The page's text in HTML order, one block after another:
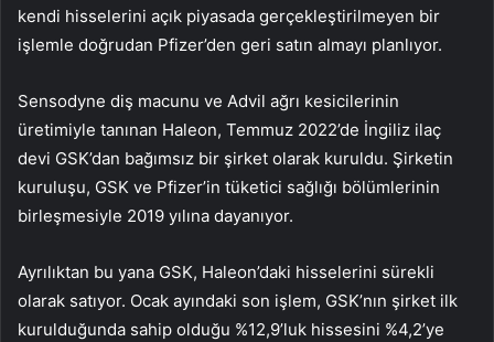
kendi hisselerini açık piyasada gerçekleştirilmeyen bir
işlemle doğrudan Pfizer’den geri satın almayı planlıyor.
Sensodyne diş macunu ve Advil ağrı kesicilerinin
üretimiyle tanınan Haleon, Temmuz 2022’de İngiliz ilaç
devi GSK’dan bağımsız bir şirket olarak kuruldu. Şirketin
kuruluşu, GSK ve Pfizer’in tüketici sağlığı bölümlerinin
birleşmesiyle 2019 yılına dayanıyor.
Ayrılıktan bu yana GSK, Haleon’daki hisselerini sürekli
olarak satıyor. Ocak ayındaki son işlem, GSK’nın şirket ilk
kurulduğunda sahip olduğu %12,9’luk hissesini %4,2’ye